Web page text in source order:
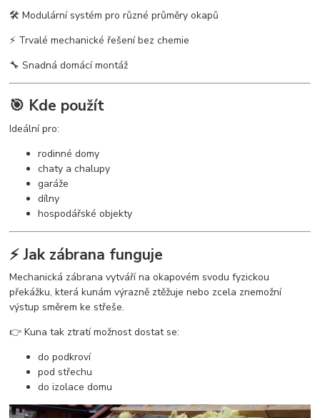
🛠️ Modulární systém pro různé průměry okapů
⚡ Trvalé mechanické řešení bez chemie
🔧 Snadná domácí montáž
🎯 Kde použít
Ideální pro:
rodinné domy
chaty a chalupy
garáže
dílny
hospodářské objekty
⚡ Jak zábrana funguje
Mechanická zábrana vytváří na okapovém svodu fyzickou
překážku, která kunám výrazně ztěžuje nebo zcela znemožní
výstup směrem ke střeše.
👉 Kuna tak ztratí možnost dostat se:
do podkroví
pod střechu
do izolace domu